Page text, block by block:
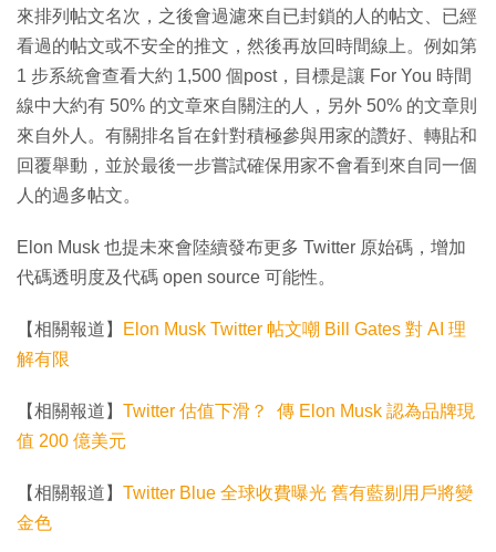
來排列帖文名次，之後會過濾來自已封鎖的人的帖文、已經
看過的帖文或不安全的推文，然後再放回時間線上。例如第
1 步系統會查看大約 1,500 個post，目標是讓 For You 時間
線中大約有 50% 的文章來自關注的人，另外 50% 的文章則
來自外人。有關排名旨在針對積極參與用家的讚好、轉貼和
回覆舉動，並於最後一步嘗試確保用家不會看到來自同一個
人的過多帖文。
Elon Musk 也提未來會陸續發布更多 Twitter 原始碼，增加
代碼透明度及代碼 open source 可能性。
【相關報道】
Elon Musk Twitter 帖文嘲 Bill Gates 對 AI 理
解有限
【相關報道】 Twitter 估值下滑？ 傳 Elon Musk 認為品牌現
值 200 億美元
【相關報道】 Twitter Blue 全球收費曝光 舊有藍剔用戶將變
金色